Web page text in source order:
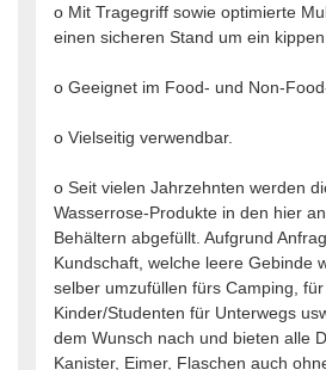
o Mit Tragegriff sowie optimierte
einen sicheren Stand um ein
o Geeignet im Food- und Non-
o Vielseitig verwendbar.
o Seit vielen Jahrzehnten werden
Wasserrose-Produkte in den hier
Behältern abgefüllt. Aufgrund
Kundschaft, welche leere Gebinde
selber umzufüllen fürs Camping,
Kinder/Studenten für Unterwegs
dem Wunsch nach und bieten alle
Kanister, Eimer, Flaschen auch